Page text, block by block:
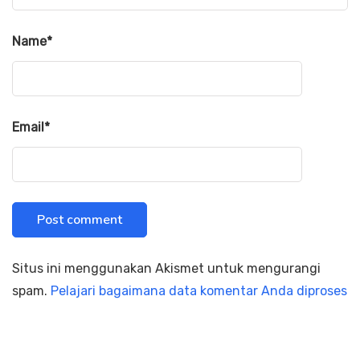
Name*
Email*
Situs ini menggunakan Akismet untuk mengurangi
spam. Pelajari bagaimana data komentar Anda diproses